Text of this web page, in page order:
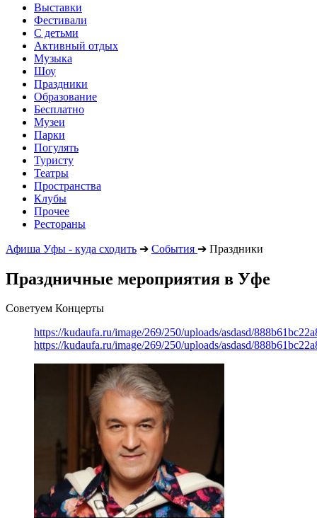
Выставки
Фестивали
С детьми
Активный отдых
Музыка
Шоу
Праздники
Образование
Бесплатно
Музеи
Парки
Погулять
Туристу
Театры
Пространства
Клубы
Прочее
Рестораны
Афиша Уфы - куда сходить ➔ События ➔ Праздники
Праздничные мероприятия в Уфе
Советуем Концерты
https://kudaufa.ru/image/269/250/uploads/asdasd/
https://kudaufa.ru/image/269/250/uploads/asdasd/